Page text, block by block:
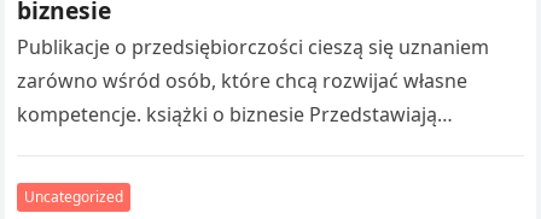
biznesie
Publikacje o przedsiębiorczości cieszą się uznaniem
zarówno wśród osób, które chcą rozwijać własne
kompetencje. książki o biznesie Przedstawiają
organizacją pracy oraz osiąganiem…
Uncategorized